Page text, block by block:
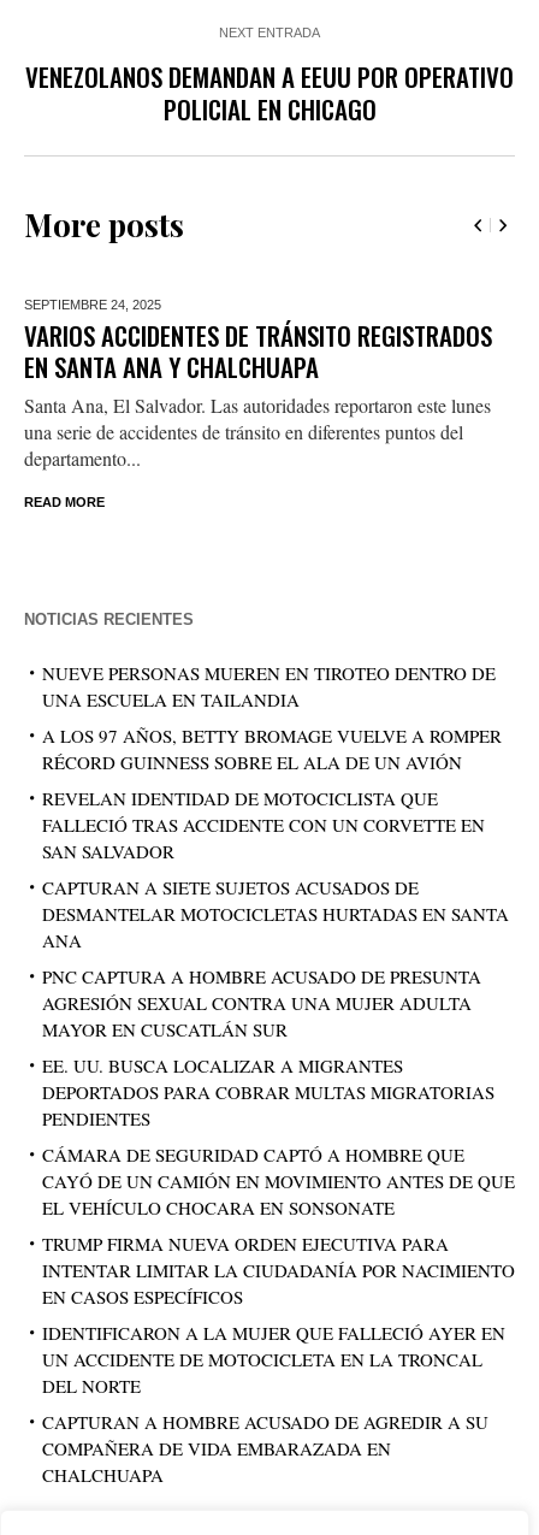
NEXT ENTRADA
VENEZOLANOS DEMANDAN A EEUU POR OPERATIVO
POLICIAL EN CHICAGO
More posts
SEPTIEMBRE 24, 2025
VARIOS ACCIDENTES DE TRÁNSITO REGISTRADOS
EN SANTA ANA Y CHALCHUAPA
Santa Ana, El Salvador. Las autoridades reportaron este lunes
una serie de accidentes de tránsito en diferentes puntos del
departamento...
READ MORE
NOTICIAS RECIENTES
NUEVE PERSONAS MUEREN EN TIROTEO DENTRO DE
UNA ESCUELA EN TAILANDIA
A LOS 97 AÑOS, BETTY BROMAGE VUELVE A ROMPER
RÉCORD GUINNESS SOBRE EL ALA DE UN AVIÓN
REVELAN IDENTIDAD DE MOTOCICLISTA QUE
FALLECIÓ TRAS ACCIDENTE CON UN CORVETTE EN
SAN SALVADOR
CAPTURAN A SIETE SUJETOS ACUSADOS DE
DESMANTELAR MOTOCICLETAS HURTADAS EN SANTA
ANA
PNC CAPTURA A HOMBRE ACUSADO DE PRESUNTA
AGRESIÓN SEXUAL CONTRA UNA MUJER ADULTA
MAYOR EN CUSCATLÁN SUR
EE. UU. BUSCA LOCALIZAR A MIGRANTES
DEPORTADOS PARA COBRAR MULTAS MIGRATORIAS
PENDIENTES
CÁMARA DE SEGURIDAD CAPTÓ A HOMBRE QUE
CAYÓ DE UN CAMIÓN EN MOVIMIENTO ANTES DE QUE
EL VEHÍCULO CHOCARA EN SONSONATE
TRUMP FIRMA NUEVA ORDEN EJECUTIVA PARA
INTENTAR LIMITAR LA CIUDADANÍA POR NACIMIENTO
EN CASOS ESPECÍFICOS
IDENTIFICARON A LA MUJER QUE FALLECIÓ AYER EN
UN ACCIDENTE DE MOTOCICLETA EN LA TRONCAL
DEL NORTE
CAPTURAN A HOMBRE ACUSADO DE AGREDIR A SU
COMPAÑERA DE VIDA EMBARAZADA EN
CHALCHUAPA